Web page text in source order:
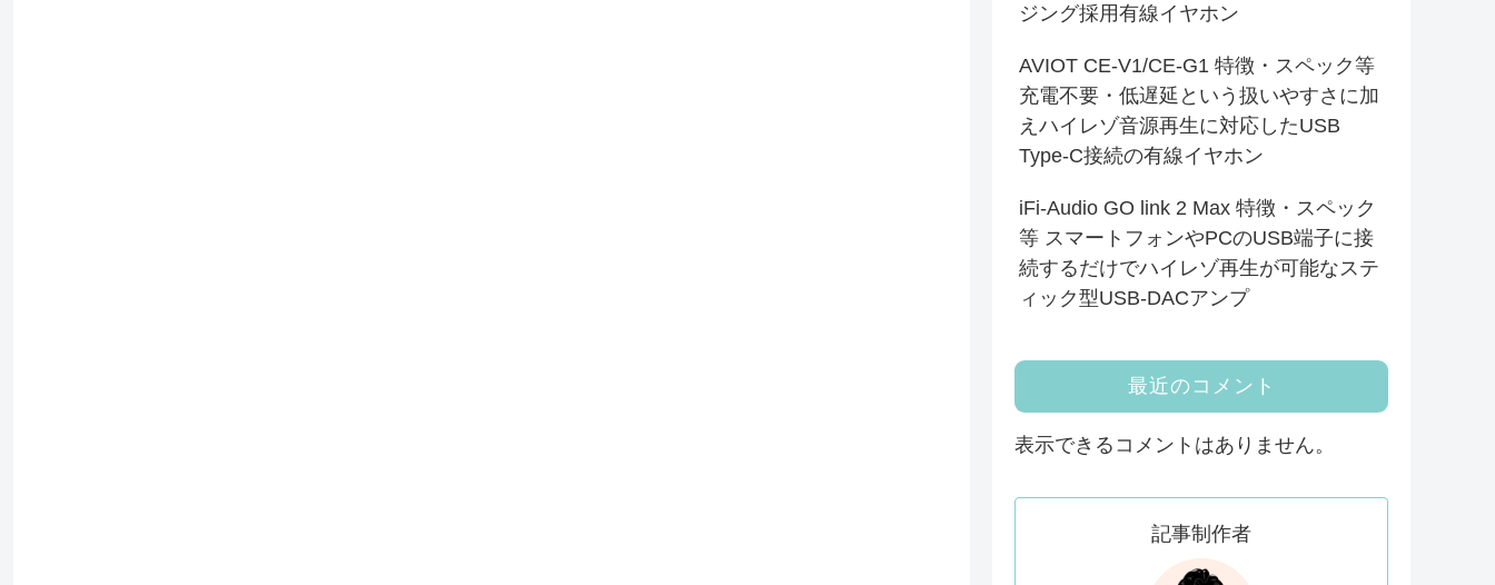
ジング採用有線イヤホン
AVIOT CE-V1/CE-G1 特徴・スペック等
充電不要・低遅延という扱いやすさに加
えハイレゾ音源再生に対応したUSB
Type-C接続の有線イヤホン
iFi-Audio GO link 2 Max 特徴・スペック
等 スマートフォンやPCのUSB端子に接
続するだけでハイレゾ再生が可能なステ
ィック型USB-DACアンプ
最近のコメント
表示できるコメントはありません。
記事制作者